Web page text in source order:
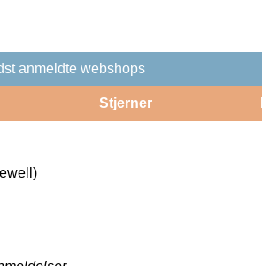
anmeldte webshops
Stjerner